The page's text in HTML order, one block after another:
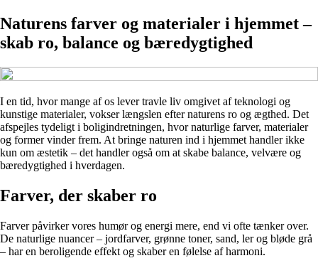
Naturens farver og materialer i hjemmet –
skab ro, balance og bæredygtighed
I en tid, hvor mange af os lever travle liv omgivet af teknologi og
kunstige materialer, vokser længslen efter naturens ro og ægthed. Det
afspejles tydeligt i boligindretningen, hvor naturlige farver, materialer
og former vinder frem. At bringe naturen ind i hjemmet handler ikke
kun om æstetik – det handler også om at skabe balance, velvære og
bæredygtighed i hverdagen.
Farver, der skaber ro
Farver påvirker vores humør og energi mere, end vi ofte tænker over.
De naturlige nuancer – jordfarver, grønne toner, sand, ler og bløde grå
– har en beroligende effekt og skaber en følelse af harmoni.